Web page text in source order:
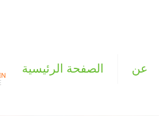
الصفحة الرئيسية عن